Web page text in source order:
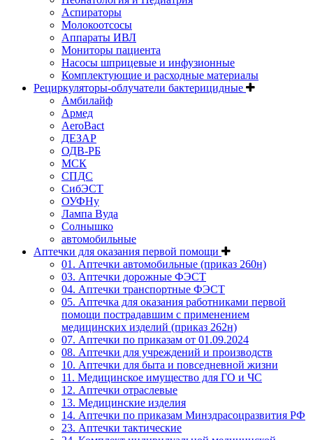
Аспираторы
Молокоотсосы
Аппараты ИВЛ
Мониторы пациента
Насосы шприцевые и инфузионные
Комплектующие и расходные материалы
Рециркуляторы-облучатели бактерицидные
Амбилайф
Армед
AeroBact
ДЕЗАР
ОДВ-РБ
МСК
СПДС
СибЭСТ
ОУФНу
Лампа Вуда
Солнышко
автомобильные
Аптечки для оказания первой помощи
01. Аптечки автомобильные (приказ 260н)
03. Аптечки дорожные ФЭСТ
04. Аптечки транспортные ФЭСТ
05. Аптечка для оказания работниками первой
помощи пострадавшим с применением
медицинских изделий (приказ 262н)
07. Аптечки по приказам от 01.09.2024
08. Аптечки для учреждений и производств
10. Аптечки для быта и повседневной жизни
11. Медицинское имущество для ГО и ЧС
12. Аптечки отраслевые
13. Медицинские изделия
14. Аптечки по приказам Минздрасоцразвития РФ
23. Аптечки тактические